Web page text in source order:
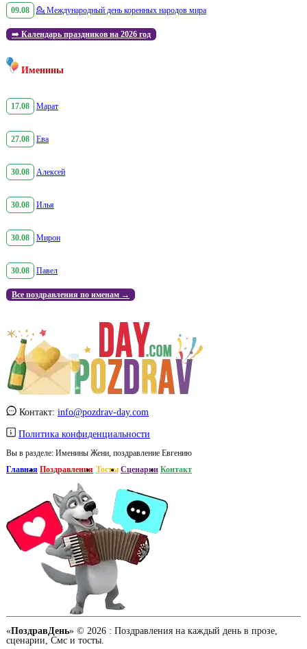
09.08 💁 Международный день коренных народов мира
➡️ Календарь праздников на 2026 год
Именины
17.08 Марат
27.08 Ева
30.08 Алексей
30.08 Илья
30.08 Мирон
30.08 Павел
Все поздравления по именам →
Контакт: info@pozdrav-day.com
Политика конфиденциальности
Вы в разделе: Именины Жени, поздравление Евгению
Главная Поздравления Тосты Сценарии Контакт
«ПоздравДень» © 2026 : Поздравления на каждый день в прозе,
сценарии, Смс и тосты.